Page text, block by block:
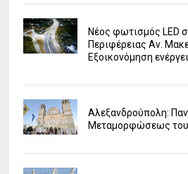
Νέος φωτισμός LED
Περιφέρειας Αν.
Εξοικονόμηση
Αλεξανδρούπολη:
Μεταμορφώσεως